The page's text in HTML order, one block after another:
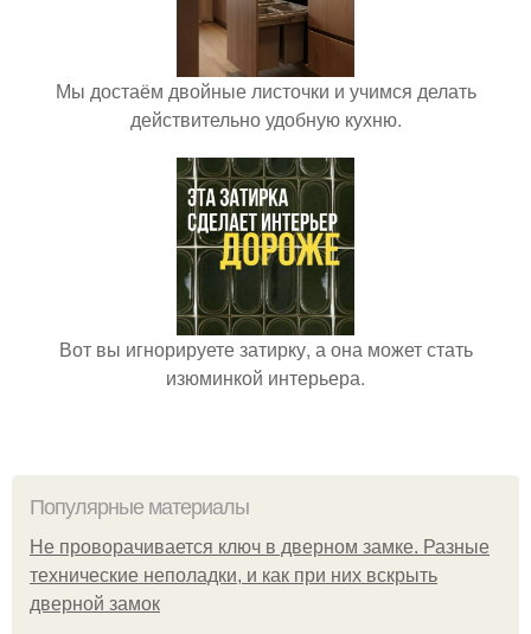
Мы достаём двойные листочки и учимся делать
действительно удобную кухню.
Вот вы игнорируете затирку, а она может стать
изюминкой интерьера.
Популярные материалы
Не проворачивается ключ в дверном замке. Разные
технические неполадки, и как при них вскрыть
дверной замок